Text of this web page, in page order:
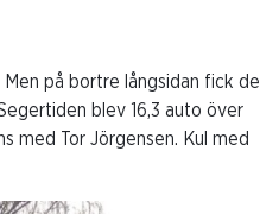
på bortre långsidan fick de
blev 16,3 auto över
med Tor Jörgensen. Kul med